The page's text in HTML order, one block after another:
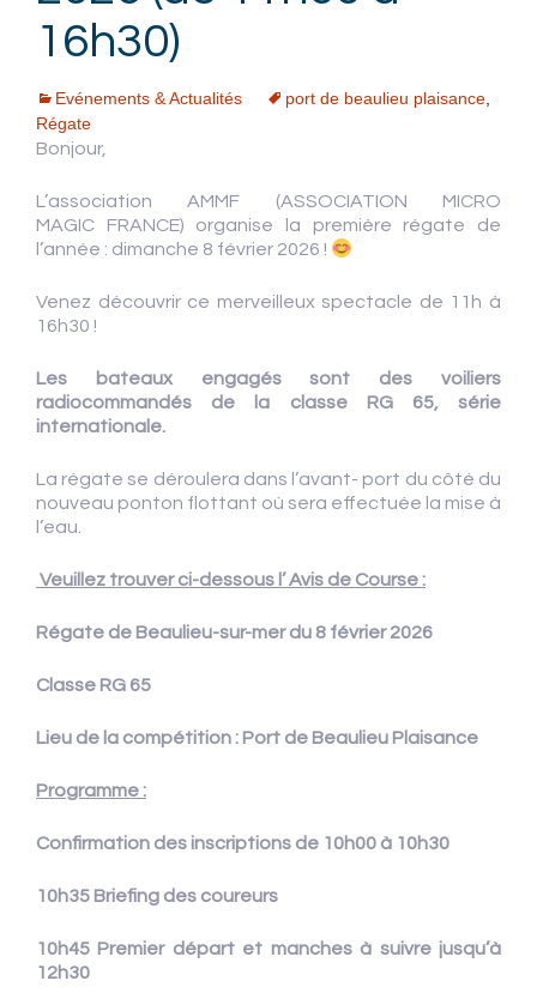
16h30)
Evénements & Actualités port de beaulieu plaisance
Régate
Bonjour,
L’association AMMF (ASSOCIATION MICRO
MAGIC FRANCE) organise la première régate de
l’année : dimanche 8 février 2026 !
Venez découvrir ce merveilleux spectacle de 11h à
16h30 !
Les bateaux engagés sont des voiliers
radiocommandés de la classe RG 65, série
internationale.
La régate se déroulera dans l’avant- port du côté du
nouveau ponton flottant où sera effectuée la mise à
l’eau.
Veuillez trouver ci-dessous l’ Avis de Course :
Régate de Beaulieu-sur-mer du 8 février 2026
Classe RG 65
Lieu de la compétition : Port de Beaulieu Plaisance
Programme :
Confirmation des inscriptions de 10h00 à 10h30
10h35 Briefing des coureurs
10h45 Premier départ et manches à suivre jusqu’à
12h30